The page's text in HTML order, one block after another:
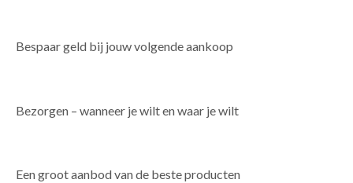
Bespaar geld bij jouw volgende aankoop
Bezorgen – wanneer je wilt en waar je wilt
Een groot aanbod van de beste producten